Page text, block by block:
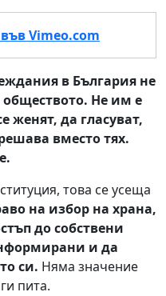
Vimeo.com
в България не
обществото. Не им е
женят, да гласуват,
вместо тях.
това се усеща
на избор на храна,
до собствени
и да
си. Няма значение
пита.